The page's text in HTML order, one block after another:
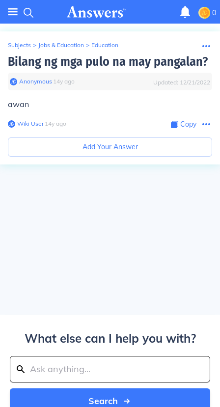
0
Subjects > Jobs & Education > Education
Bilang ng mga pulo na may pangalan?
Anonymous∙ 14y ago Updated: 12/21/2022
awan
Wiki User∙14y ago Copy
Add Your Answer
What else can I help you with?
Search